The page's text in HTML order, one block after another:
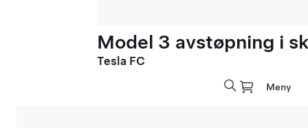
Model 3 avstøpning i
Tesla FC
Meny